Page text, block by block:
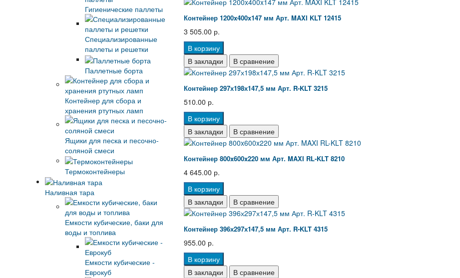
Гигиенические паллеты
Специализированные
паллеты и решетки
Паллетные борта
Контейнер для сбора и
хранения ртутных ламп
Ящики для песка и песочно-
соляной смеси
Термоконтейнеры
Наливная тара
Емкости кубические, баки для
воды и топлива
Емкости кубические -
Еврокуб
Контейнер 1200x400x147 мм Арт. MAXI KLT 12415
3 505.00 р.
В корзину
В закладки
В сравнение
Контейнер 297х198х147,5 мм Арт. R-KLT 3215
510.00 р.
В корзину
В закладки
В сравнение
Контейнер 800x600x220 мм Арт. MAXI RL-KLT 8210
4 645.00 р.
В корзину
В закладки
В сравнение
Контейнер 396х297х147,5 мм Арт. R-KLT 4315
955.00 р.
В корзину
В закладки
В сравнение